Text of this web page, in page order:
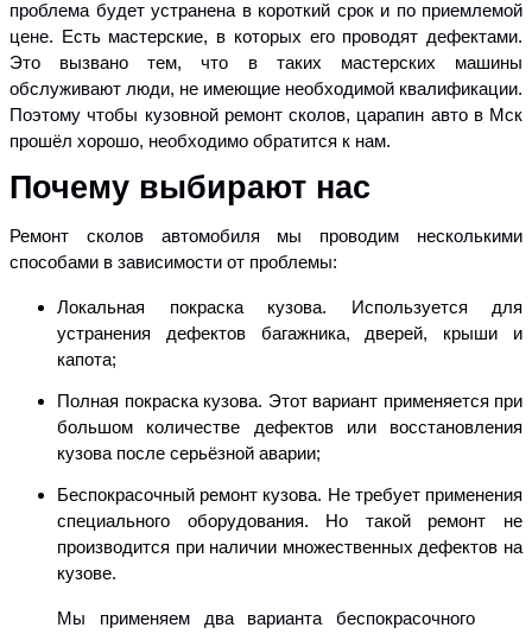
проблема будет устранена в короткий срок и по приемлемой
цене. Есть мастерские, в которых его проводят дефектами.
Это вызвано тем, что в таких мастерских машины
обслуживают люди, не имеющие необходимой квалификации.
Поэтому чтобы кузовной ремонт сколов, царапин авто в Мск
прошёл хорошо, необходимо обратится к нам.
Почему выбирают нас
Ремонт сколов автомобиля мы проводим несколькими
способами в зависимости от проблемы:
Локальная покраска кузова. Используется для
устранения дефектов багажника, дверей, крыши и
капота;
Полная покраска кузова. Этот вариант применяется при
большом количестве дефектов или восстановления
кузова после серьёзной аварии;
Беспокрасочный ремонт кузова. Не требует применения
специального оборудования. Но такой ремонт не
производится при наличии множественных дефектов на
кузове.
Мы применяем два варианта беспокрасочного